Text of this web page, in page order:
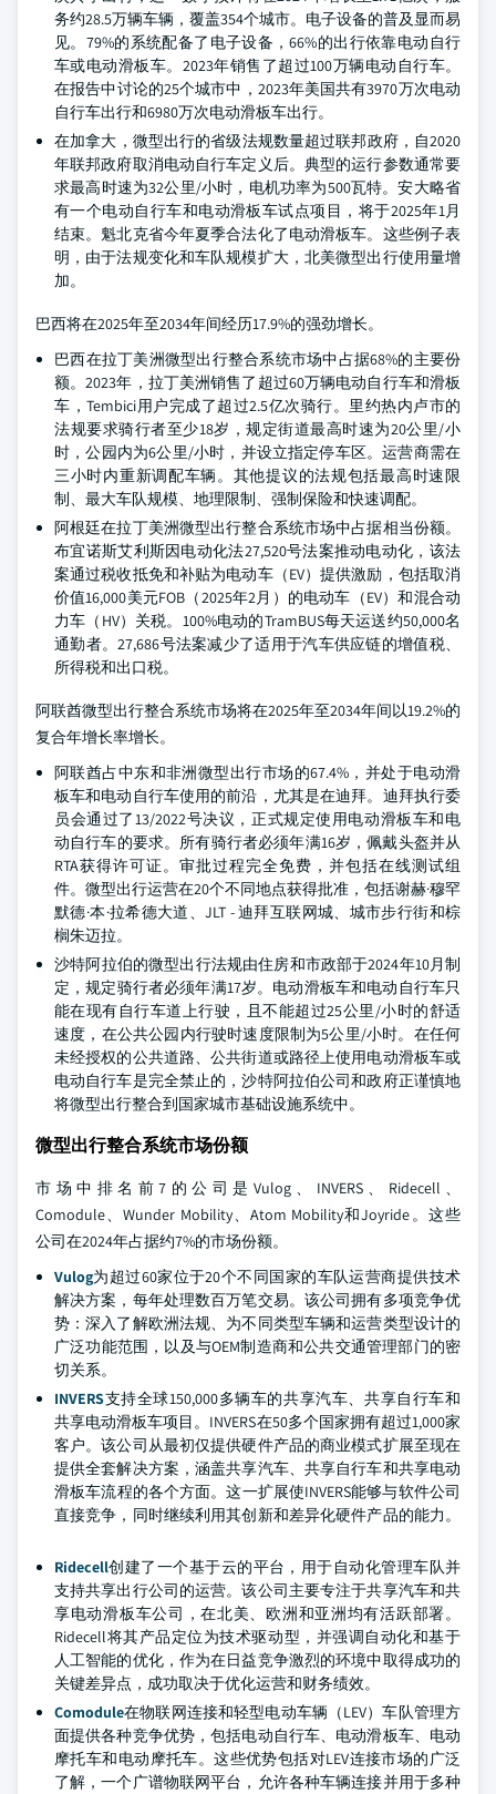
务约28.5万辆车辆，覆盖354个城市。电子设备的普及显而易
见。79%的系统配备了电子设备，66%的出行依靠电动自行
车或电动滑板车。2023年销售了超过100万辆电动自行车。
在报告中讨论的25个城市中，2023年美国共有3970万次电动
自行车出行和6980万次电动滑板车出行。
在加拿大，微型出行的省级法规数量超过联邦政府，自2020
年联邦政府取消电动自行车定义后。典型的运行参数通常要
求最高时速为32公里/小时，电机功率为500瓦特。安大略省
有一个电动自行车和电动滑板车试点项目，将于2025年1月
结束。魁北克省今年夏季合法化了电动滑板车。这些例子表
明，由于法规变化和车队规模扩大，北美微型出行使用量增
加。
巴西将在2025年至2034年间经历17.9%的强劲增长。
巴西在拉丁美洲微型出行整合系统市场中占据68%的主要份
额。2023年，拉丁美洲销售了超过60万辆电动自行车和滑板
车，Tembici用户完成了超过2.5亿次骑行。里约热内卢市的
法规要求骑行者至少18岁，规定街道最高时速为20公里/小
时，公园内为6公里/小时，并设立指定停车区。运营商需在
三小时内重新调配车辆。其他提议的法规包括最高时速限
制、最大车队规模、地理限制、强制保险和快速调配。
阿根廷在拉丁美洲微型出行整合系统市场中占据相当份额。
布宜诺斯艾利斯因电动化法27,520号法案推动电动化，该法
案通过税收抵免和补贴为电动车（EV）提供激励，包括取消
价值16,000美元FOB（2025年2月）的电动车（EV）和混合动
力车（HV）关税。100%电动的TramBUS每天运送约50,000名
通勤者。27,686号法案减少了适用于汽车供应链的增值税、
所得税和出口税。
阿联酋微型出行整合系统市场将在2025年至2034年间以19.2%的
复合年增长率增长。
阿联酋占中东和非洲微型出行市场的67.4%，并处于电动滑
板车和电动自行车使用的前沿，尤其是在迪拜。迪拜执行委
员会通过了13/2022号决议，正式规定使用电动滑板车和电
动自行车的要求。所有骑行者必须年满16岁，佩戴头盔并从
RTA获得许可证。审批过程完全免费，并包括在线测试组
件。微型出行运营在20个不同地点获得批准，包括谢赫·穆罕
默德·本·拉希德大道、JLT - 迪拜互联网城、城市步行街和棕
榈朱迈拉。
沙特阿拉伯的微型出行法规由住房和市政部于2024年10月制
定，规定骑行者必须年满17岁。电动滑板车和电动自行车只
能在现有自行车道上行驶，且不能超过25公里/小时的舒适
速度，在公共公园内行驶时速度限制为5公里/小时。在任何
未经授权的公共道路、公共街道或路径上使用电动滑板车或
电动自行车是完全禁止的，沙特阿拉伯公司和政府正谨慎地
将微型出行整合到国家城市基础设施系统中。
微型出行整合系统市场份额
市场中排名前7的公司是Vulog、INVERS、Ridecell、
Comodule、Wunder Mobility、Atom Mobility和Joyride。这些
公司在2024年占据约7%的市场份额。
Vulog为超过60家位于20个不同国家的车队运营商提供技术
解决方案，每年处理数百万笔交易。该公司拥有多项竞争优
势：深入了解欧洲法规、为不同类型车辆和运营类型设计的
广泛功能范围，以及与OEM制造商和公共交通管理部门的密
切关系。
INVERS支持全球150,000多辆车的共享汽车、共享自行车和
共享电动滑板车项目。INVERS在50多个国家拥有超过1,000家
客户。该公司从最初仅提供硬件产品的商业模式扩展至现在
提供全套解决方案，涵盖共享汽车、共享自行车和共享电动
滑板车流程的各个方面。这一扩展使INVERS能够与软件公司
直接竞争，同时继续利用其创新和差异化硬件产品的能力。
Ridecell创建了一个基于云的平台，用于自动化管理车队并
支持共享出行公司的运营。该公司主要专注于共享汽车和共
享电动滑板车公司，在北美、欧洲和亚洲均有活跃部署。
Ridecell将其产品定位为技术驱动型，并强调自动化和基于
人工智能的优化，作为在日益竞争激烈的环境中取得成功的
关键差异点，成功取决于优化运营和财务绩效。
Comodule在物联网连接和轻型电动车辆（LEV）车队管理方
面提供各种竞争优势，包括电动自行车、电动滑板车、电动
摩托车和电动摩托车。这些优势包括对LEV连接市场的广泛
了解，一个广谱物联网平台，允许各种车辆连接并用于多种